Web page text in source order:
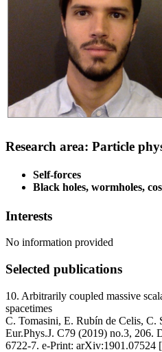
Research area: Particle
Self-forces
Black holes, wormholes,
Interests
No information provided
Selected publications
10. Arbitrarily coupled massive
spacetimes
C. Tomasini, E. Rubín de Celis, C.
Eur.Phys.J. C79 (2019) no.3, 206.
6722-7. e-Print: arXiv:1901.07524